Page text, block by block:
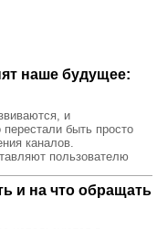
наше будущее:
и
быть просто
каналов.
пользователю
и на что обращать